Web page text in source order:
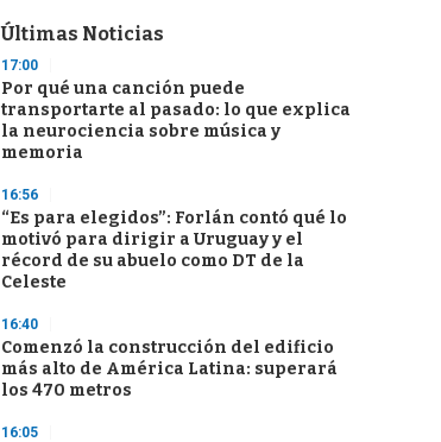
Últimas Noticias
17:00
Por qué una canción puede
transportarte al pasado: lo que explica
la neurociencia sobre música y
memoria
16:56
“Es para elegidos”: Forlán contó qué lo
motivó para dirigir a Uruguay y el
récord de su abuelo como DT de la
Celeste
16:40
Comenzó la construcción del edificio
más alto de América Latina: superará
los 470 metros
16:05